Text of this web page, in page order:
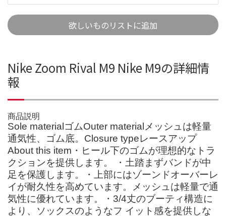
欲しいものリストに追加
Nike Zoom Rival M9 Nike M9の詳細情
報
商品説明
Sole materialゴムOuter materialメッシュは軽量
通気性、ゴム底。Closure typeレースアップ
About this item・ヒール下のゴムが理想的なトラ
クションを提供します。 ・土踏まずバンドが中
足を保護します。・上部にはゾーンドオーバーレ
イが耐久性を高めています。メッシュは軽量で通
気性に優れています。・3/4丈のブーティ構造に
より、ソックスのようなフ イット感を提供しな